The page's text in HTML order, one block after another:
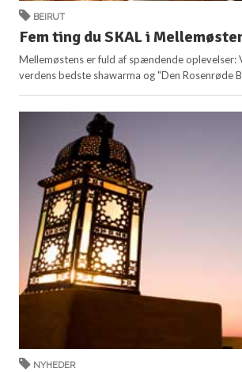
BEIRUT
Fem ting du SKAL i
Mellemøstens er fuld af spændende oplevelser:
verdens bedste shawarma og "Den Rosenrøde
NYHEDER